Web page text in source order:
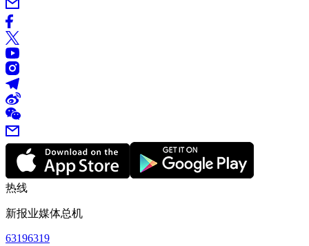
热线
新报业媒体总机
63196319